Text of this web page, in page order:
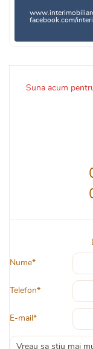
Suna acum
Nume*
Telefon*
E-mail*
facebook.com/